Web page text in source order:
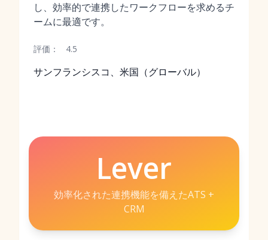
し、効率的で連携したワークフローを求めるチ
ームに最適です。
評価： 4.5
サンフランシスコ、米国（グローバル）
Lever
効率化された連携機能を備えたATS +
CRM